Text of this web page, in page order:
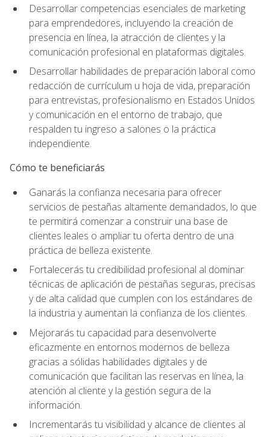
Desarrollar competencias esenciales de marketing
para emprendedores, incluyendo la creación de
presencia en línea, la atracción de clientes y la
comunicación profesional en plataformas digitales.
Desarrollar habilidades de preparación laboral como
redacción de currículum u hoja de vida, preparación
para entrevistas, profesionalismo en Estados Unidos
y comunicación en el entorno de trabajo, que
respalden tu ingreso a salones o la práctica
independiente.
Cómo te beneficiarás
Ganarás la confianza necesaria para ofrecer
servicios de pestañas altamente demandados, lo que
te permitirá comenzar a construir una base de
clientes leales o ampliar tu oferta dentro de una
práctica de belleza existente.
Fortalecerás tu credibilidad profesional al dominar
técnicas de aplicación de pestañas seguras, precisas
y de alta calidad que cumplen con los estándares de
la industria y aumentan la confianza de los clientes.
Mejorarás tu capacidad para desenvolverte
eficazmente en entornos modernos de belleza
gracias a sólidas habilidades digitales y de
comunicación que facilitan las reservas en línea, la
atención al cliente y la gestión segura de la
información.
Incrementarás tu visibilidad y alcance de clientes al